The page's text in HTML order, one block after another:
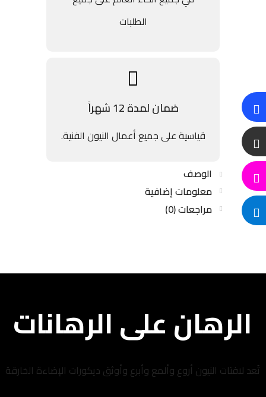
الطلبات
ضمان لمدة 12 شهراً
قياسية على جميع أعمال النيون الفنية.
الوصف
معلومات إضافية
مراجعات (0)
الرهان على الرهانات
تُعد لافتات النيون أروع وألمع وأبرع وأوثق ديكورات الإضاءة الخارقة